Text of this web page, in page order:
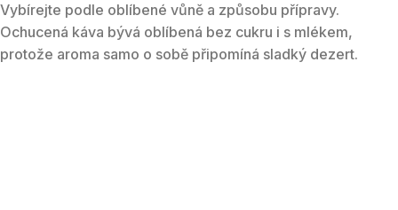
Vybírejte podle oblíbené vůně a způsobu přípravy.
Ochucená káva bývá oblíbená bez cukru i s mlékem,
protože aroma samo o sobě připomíná sladký dezert.